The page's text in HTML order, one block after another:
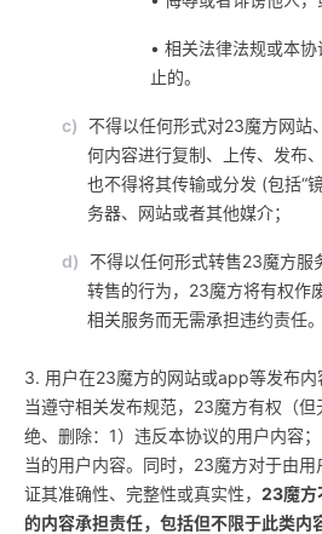
• 相关法律法规或本
止的。
c)
不得以任何形式对23魔方网站
何内容进行复制、上传、发布
也不得将其传输或分发 (包括“
务器、网站或者其他媒介；
d)
不得以任何形式转售23魔方服
转售的行为，23魔方将有权作
相关服务而无需承担违约责任。
3. 用户在23魔方的网站或app等发布
当遵守相关发布规范，23魔方有权（
绝、删除：1）违反本协议的用户内容
当的用户内容。同时，23魔方对于由
证其准确性、完整性或真实性， 23魔方
的内容承担责任，包括但不限于此类内